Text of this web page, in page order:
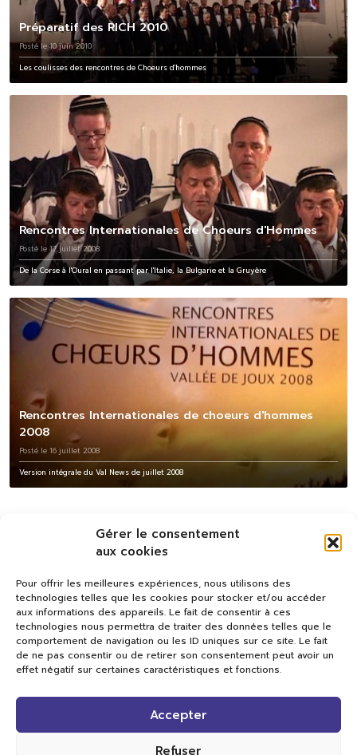
Gérer le consentement
aux cookies
Pour offrir les meilleures expériences, nous utilisons des
technologies telles que les cookies pour stocker et/ou accéder
aux informations des appareils. Le fait de consentir à ces
technologies nous permettra de traiter des données telles que le
comportement de navigation ou les ID uniques sur ce site. Le fait
de ne pas consentir ou de retirer son consentement peut avoir un
effet négatif sur certaines caractéristiques et fonctions.
Accepter
Refuser
Préparatif des RICH 2010
Posté le 10 juin 2010
Les coulisses des rencontres de Choeurs d'hommes
Rencontres Internationales de Choeurs d'Hommes
Posté le 17 juillet 2008
De la Corse à l'Oural en passant par l'Italie, la Bulgarie et la Gruyère
Rencontres Internationales de choeurs d'hommes
2008
Posté le 16 juillet 2008
Version intégrale du Val News de juillet 2008
Val TV
Centre de Compétences Médias
Rue du Pont-Neuf 24